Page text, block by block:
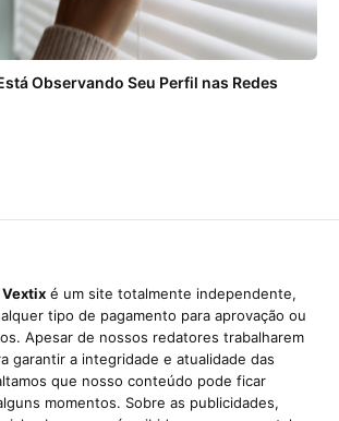
Observando Seu Perfil nas Redes
Vextix é um site totalmente independente,
tipo de pagamento para aprovação ou
Apesar de nossos redatores trabalharem
garantir a integridade e atualidade das
que nosso conteúdo pode ficar
momentos. Sobre as publicidades,